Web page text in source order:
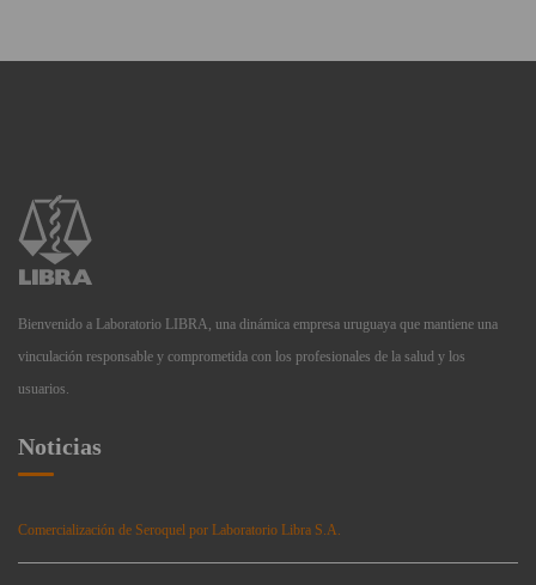
Bienvenido a Laboratorio LIBRA, una dinámica empresa uruguaya que mantiene una
vinculación responsable y comprometida con los profesionales de la salud y los
usuarios.
Noticias
Comercialización de Seroquel por Laboratorio Libra S.A.